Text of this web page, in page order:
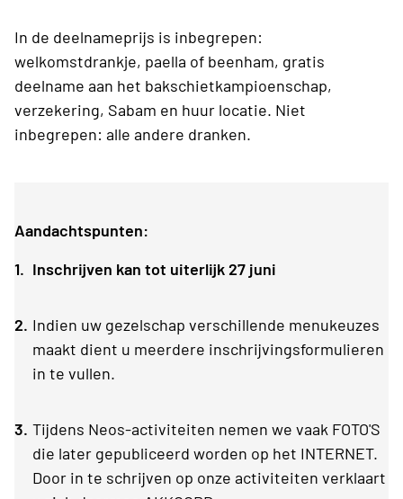
In de deelnameprijs is inbegrepen:
welkomstdrankje, paella of beenham, gratis
deelname aan het bakschietkampioenschap,
verzekering, Sabam en huur locatie. Niet
inbegrepen: alle andere dranken.
Aandachtspunten:
Inschrijven kan tot uiterlijk 27 juni
Indien uw gezelschap verschillende menukeuzes
maakt dient u meerdere inschrijvingsformulieren
in te vullen.
Tijdens Neos-activiteiten nemen we vaak FOTO'S
die later gepubliceerd worden op het INTERNET.
Door in te schrijven op onze activiteiten verklaart